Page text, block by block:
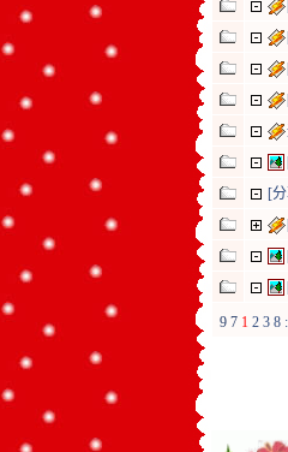
[
9 7 1 2 3 8 :